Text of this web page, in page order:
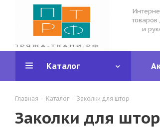
товаров
и
Каталог
Главная - Каталог - Заколки для штор
Заколки для штор